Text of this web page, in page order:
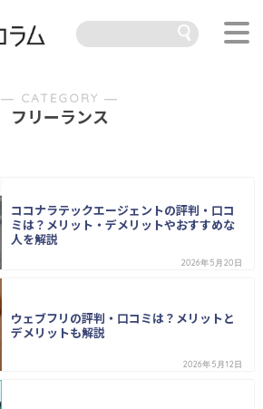
― CATEGORY ―
フリーランス
ココナラテックエージェントの評判・口コ
ミは？メリット・デメリットやおすすめな
人を解説
2026年5月20日
ウェブフリの評判・口コミは？メリットと
デメリットも解説
2026年5月12日